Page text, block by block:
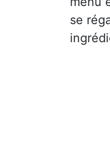
se